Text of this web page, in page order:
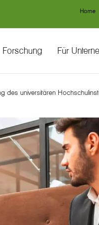
Home
Forschung Für
des universitären